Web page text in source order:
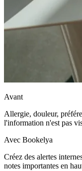
Avant
Allergie, douleur,
l'information n'est pas
Avec Bookelya
Créez des alertes
notes importantes en